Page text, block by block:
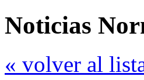
Noticias
« volver al